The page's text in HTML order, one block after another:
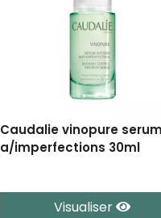
Caudalie vinopure
a/imperfections 30ml
Visualiser